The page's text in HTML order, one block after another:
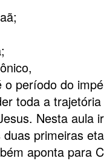
período do
toda a
Nesta aula
primeiras
aponta para